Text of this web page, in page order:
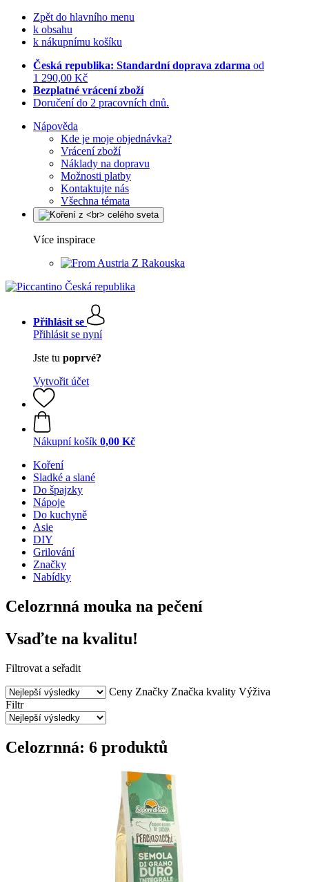
Zpět do hlavního menu
k obsahu
k nákupnímu košíku
Česká republika: Standardní doprava zdarma od
1 290,00 Kč
Bezplatné vrácení zboží
Doručení do 2 pracovních dnů.
Nápověda
Kde je moje objednávka?
Vrácení zboží
Náklady na dopravu
Možnosti platby
Kontaktujte nás
Všechna témata
Více inspirace
Z Rakouska
Přihlásit se
Přihlásit se nyní
Jste tu poprvé?
Vytvořit účet
Nákupní košík 0,00 Kč
Koření
Sladké a slané
Do špajzky
Nápoje
Do kuchyně
Asie
DIY
Grilování
Značky
Nabídky
Celozrnná mouka na pečení
Vsaďte na kvalitu!
Filtrovat a seřadit
Ceny Značky Značka kvality Výživa
Filtr
Celozrnná: 6 produktů